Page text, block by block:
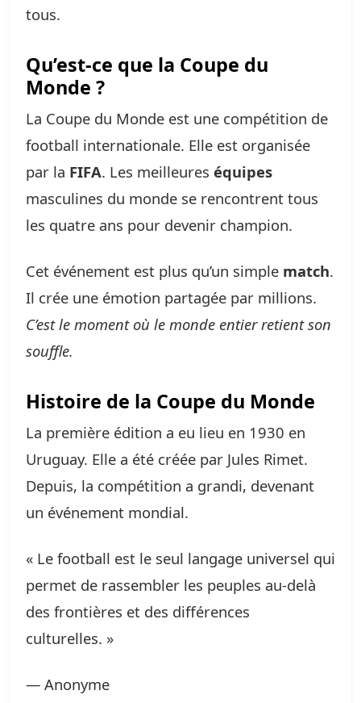
tous.
Qu’est-ce que la Coupe du
Monde ?
La Coupe du Monde est une compétition de
football internationale. Elle est organisée
par la FIFA. Les meilleures équipes
masculines du monde se rencontrent tous
les quatre ans pour devenir champion.
Cet événement est plus qu’un simple match.
Il crée une émotion partagée par millions.
C’est le moment où le monde entier retient son
souffle.
Histoire de la Coupe du Monde
La première édition a eu lieu en 1930 en
Uruguay. Elle a été créée par Jules Rimet.
Depuis, la compétition a grandi, devenant
un événement mondial.
« Le football est le seul langage universel qui
permet de rassembler les peuples au-delà
des frontières et des différences
culturelles. »
— Anonyme